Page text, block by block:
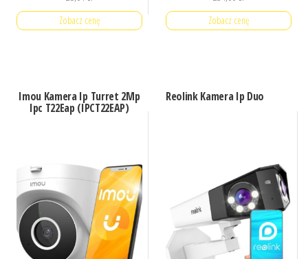
Zobacz cenę Zobacz cenę
Imou Kamera Ip Turret 2Mp
Ipc T22Eap (IPCT22EAP)
Reolink Kamera Ip Duo